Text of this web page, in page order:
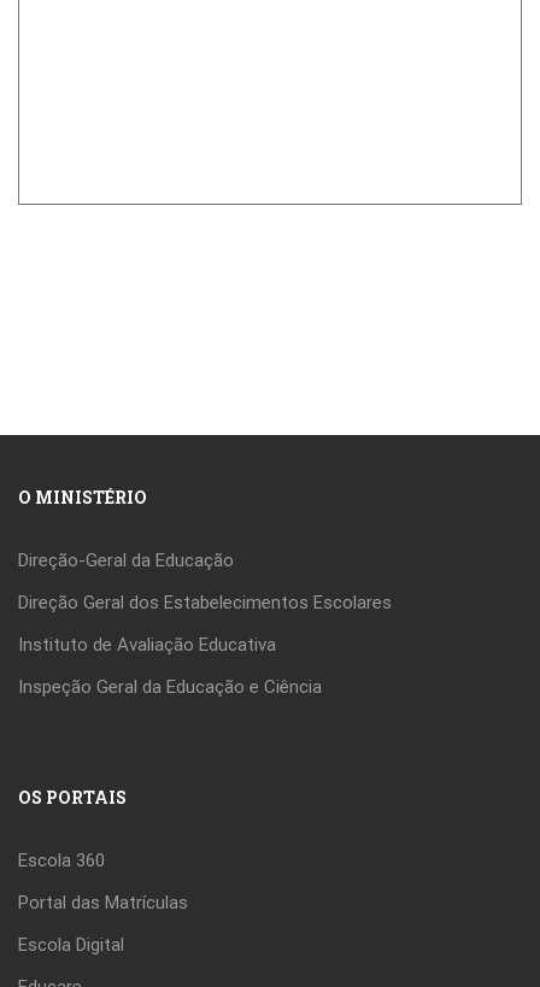
O MINISTÉRIO
Direção-Geral da Educação
Direção Geral dos Estabelecimentos Escolares
Instituto de Avaliação Educativa
Inspeção Geral da Educação e Ciência
OS PORTAIS
Escola 360
Portal das Matrículas
Escola Digital